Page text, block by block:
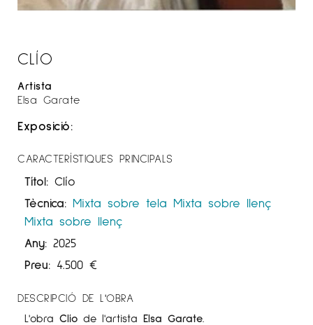
CLÍO
Artista
Elsa Garate
Exposició:
CARACTERÍSTIQUES PRINCIPALS
Títol: Clío
Tècnica: Mixta sobre tela Mixta sobre llenç
Mixta sobre llenç
Any: 2025
Preu: 4.500 €
DESCRIPCIÓ DE L'OBRA
L'obra Clío de l'artista Elsa Garate